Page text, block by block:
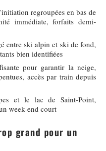
regroupées en bas de
immédiate, forfaits demi-
entre ski alpin et ski de fond,
bien identifiées
pour garantir la neige,
accès par train depuis
et le lac de Saint-Point,
week-end court
grand pour un